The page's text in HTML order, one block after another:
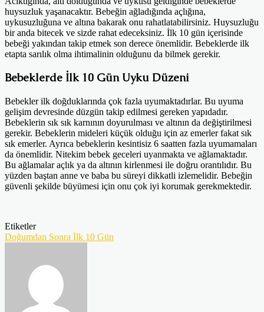
huysuzluk yaşanacaktır. Bebeğin ağladığında açlığına,
uykusuzluğuna ve altına bakarak onu rahatlatabilirsiniz. Huysuzluğu
bir anda bitecek ve sizde rahat edeceksiniz. İlk 10 gün içerisinde
bebeği yakından takip etmek son derece önemlidir. Bebeklerde ilk
etapta sarılık olma ihtimalinin olduğunu da bilmek gerekir.
Bebeklerde İlk 10 Gün Uyku Düzeni
Bebekler ilk doğduklarında çok fazla uyumaktadırlar. Bu uyuma
gelişim devresinde düzgün takip edilmesi gereken yapıdadır.
Bebeklerin sık sık karnının doyurulması ve altının da değiştirilmesi
gerekir. Bebeklerin mideleri küçük olduğu için az emerler fakat sık
sık emerler. Ayrıca bebeklerin kesintisiz 6 saatten fazla uyumamaları
da önemlidir. Nitekim bebek geceleri uyanmakta ve ağlamaktadır.
Bu ağlamalar açlık ya da altının kirlenmesi ile doğru orantılıdır. Bu
yüzden baştan anne ve baba bu süreyi dikkatli izlemelidir. Bebeğin
güvenli şekilde büyümesi için onu çok iyi korumak gerekmektedir.
Etiketler
Doğumdan Sonra İlk 10 Gün